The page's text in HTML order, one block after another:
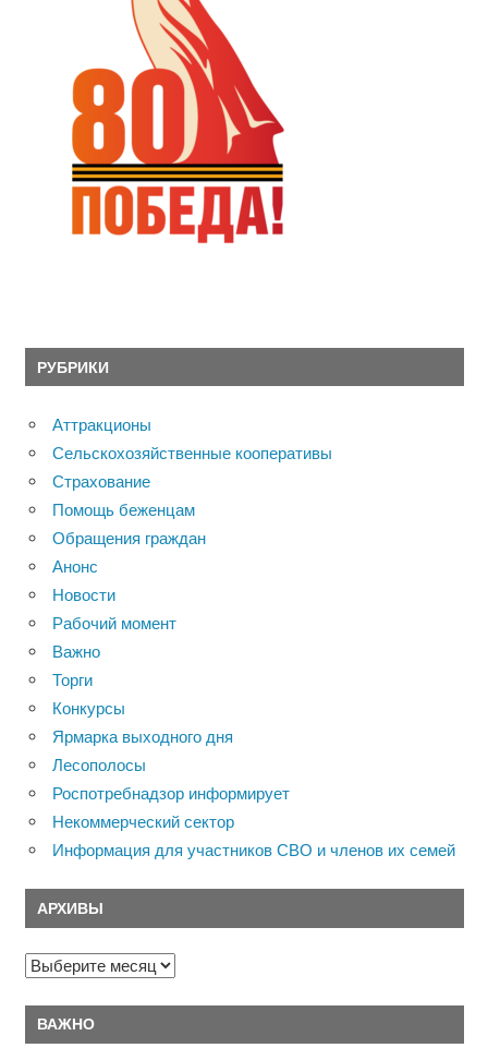
РУБРИКИ
Аттракционы
Сельскохозяйственные кооперативы
Страхование
Помощь беженцам
Обращения граждан
Анонс
Новости
Рабочий момент
Важно
Торги
Конкурсы
Ярмарка выходного дня
Лесополосы
Роспотребнадзор информирует
Некоммерческий сектор
Информация для участников СВО и членов их семей
АРХИВЫ
Архивы
ВАЖНО